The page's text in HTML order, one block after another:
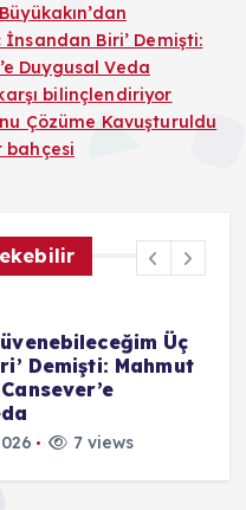
İnsandan Biri’ Demişti:
Duygusal Veda
bilinçlendiriyor
Çözüme Kavuşturuldu
bahçesi
Üç
Demişti: Mahmut
7 views